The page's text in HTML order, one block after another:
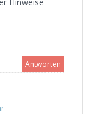
Antworten